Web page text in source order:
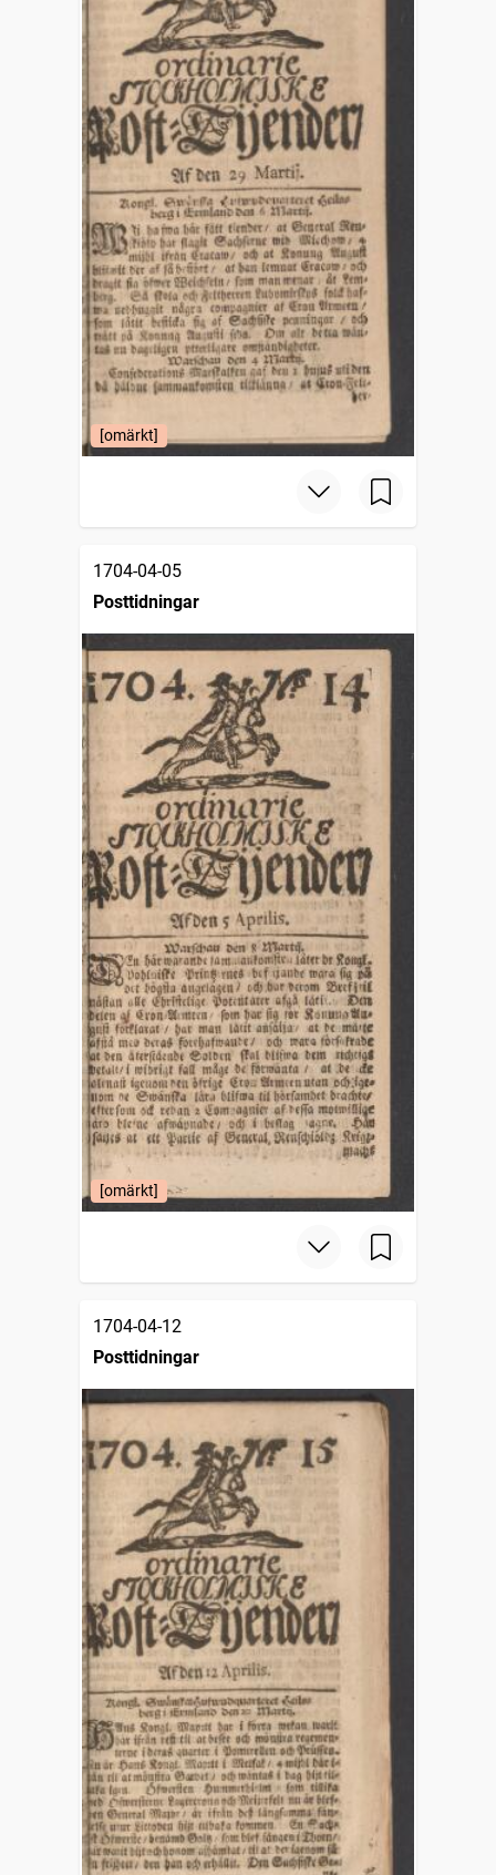
[omärkt]
1704-04-05
Posttidningar
[omärkt]
1704-04-12
Posttidningar